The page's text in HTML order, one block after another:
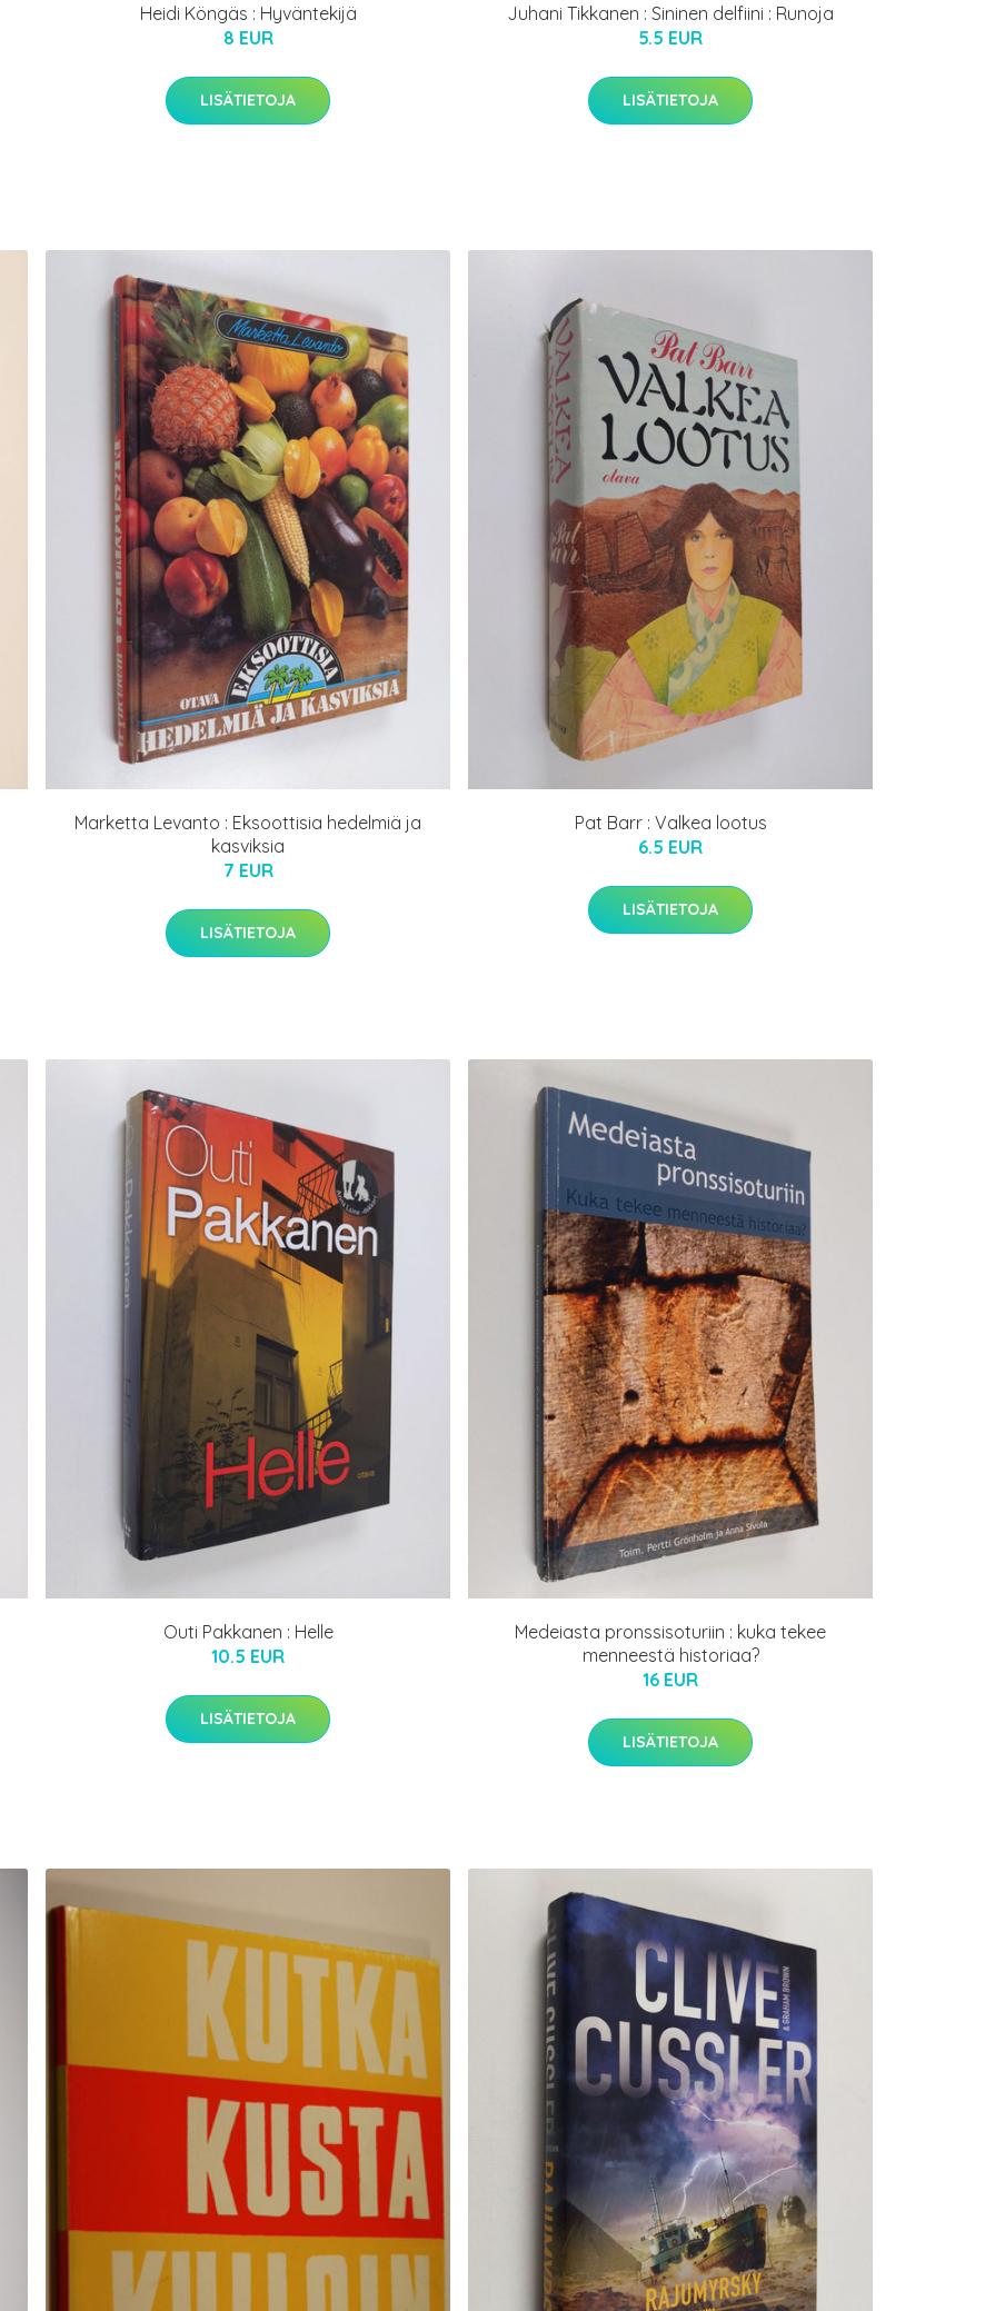
Heidi Köngäs : Hyväntekijä
8 EUR
LISÄTIETOJA
Juhani Tikkanen : Sininen delfiini : Runoja
5.5 EUR
LISÄTIETOJA
Marketta Levanto : Eksoottisia hedelmiä ja
kasviksia
7 EUR
LISÄTIETOJA
Pat Barr : Valkea lootus
6.5 EUR
LISÄTIETOJA
Outi Pakkanen : Helle
10.5 EUR
LISÄTIETOJA
Medeiasta pronssisoturiin : kuka tekee
menneestä historiaa?
16 EUR
LISÄTIETOJA